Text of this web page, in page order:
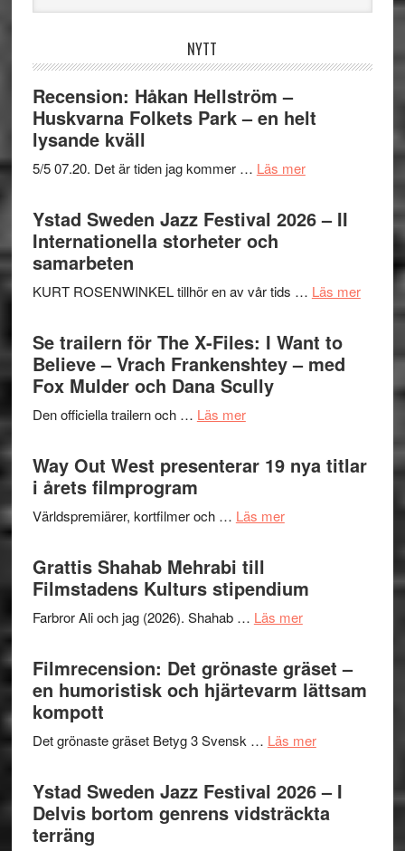
webbplatsen
NYTT
Recension: Håkan Hellström –
Huskvarna Folkets Park – en helt
lysande kväll
5/5 07.20. Det är tiden jag kommer … Läs merom
Håkan
Hellström
Folkets
–
en
Ystad Sweden Jazz Festival 2026 – II
Internationella storheter och
samarbeten
KURT ROSENWINKEL tillhör en av vår tids … Läs merom
Se trailern för The X-Files: I Want to
Believe – Vrach Frankenshtey – med
Fox Mulder och Dana Scully
Den officiella trailern och … Läs merom
trailern
för
X-
I
Want
to
Believe
Vrach
Frankenshtey
med
Mulder
och
Dana
Way Out West presenterar 19 nya titlar
i årets filmprogram
Världspremiärer, kortfilmer och … Läs merom
presenterar
19
titlar
i
Grattis Shahab Mehrabi till
Filmstadens Kulturs stipendium
Farbror Ali och jag (2026). Shahab … Läs merom
Shahab
Mehrabi
till
Kulturs
Filmrecension: Det grönaste gräset –
en humoristisk och hjärtevarm lättsam
kompott
Det grönaste gräset Betyg 3 Svensk … Läs merom
Det
grönaste
gräset
Ystad Sweden Jazz Festival 2026 – I
Delvis bortom genrens vidsträckta
terräng